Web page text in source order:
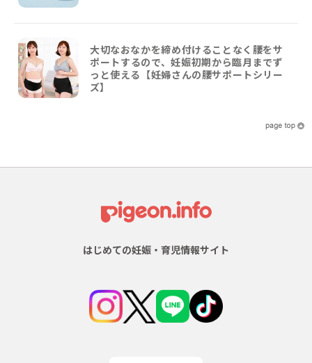
大切なおなかを締め付けることなく腰をサ
ポートするので、妊娠初期から臨月までず
っと使える【妊婦さんの腰サポートシリー
ズ】
はじめての妊娠・育児情報サイト